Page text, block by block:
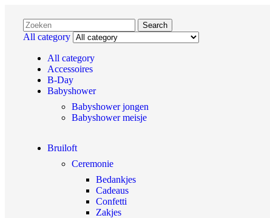
Search
All category
All category
Accessoires
B-Day
Babyshower
Babyshower jongen
Babyshower meisje
Bruiloft
Ceremonie
Bedankjes
Cadeaus
Confetti
Zakjes